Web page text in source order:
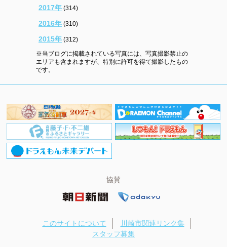
2017年 (314)
2016年 (310)
2015年 (312)
※当ブログに掲載されている写真には、写真撮影禁止の
エリアも含まれますが、特別に許可を得て撮影したもの
です。
協賛
このサイトについて
川崎市関連リンク集
スタッフ募集